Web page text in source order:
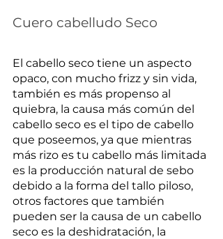
Cuero cabelludo Seco
El cabello seco tiene un aspecto
opaco, con mucho frizz y sin vida,
también es más propenso al
quiebra, la causa más común del
cabello seco es el tipo de cabello
que poseemos, ya que mientras
más rizo es tu cabello más limitada
es la producción natural de sebo
debido a la forma del tallo piloso,
otros factores que también
pueden ser la causa de un cabello
seco es la deshidratación, la